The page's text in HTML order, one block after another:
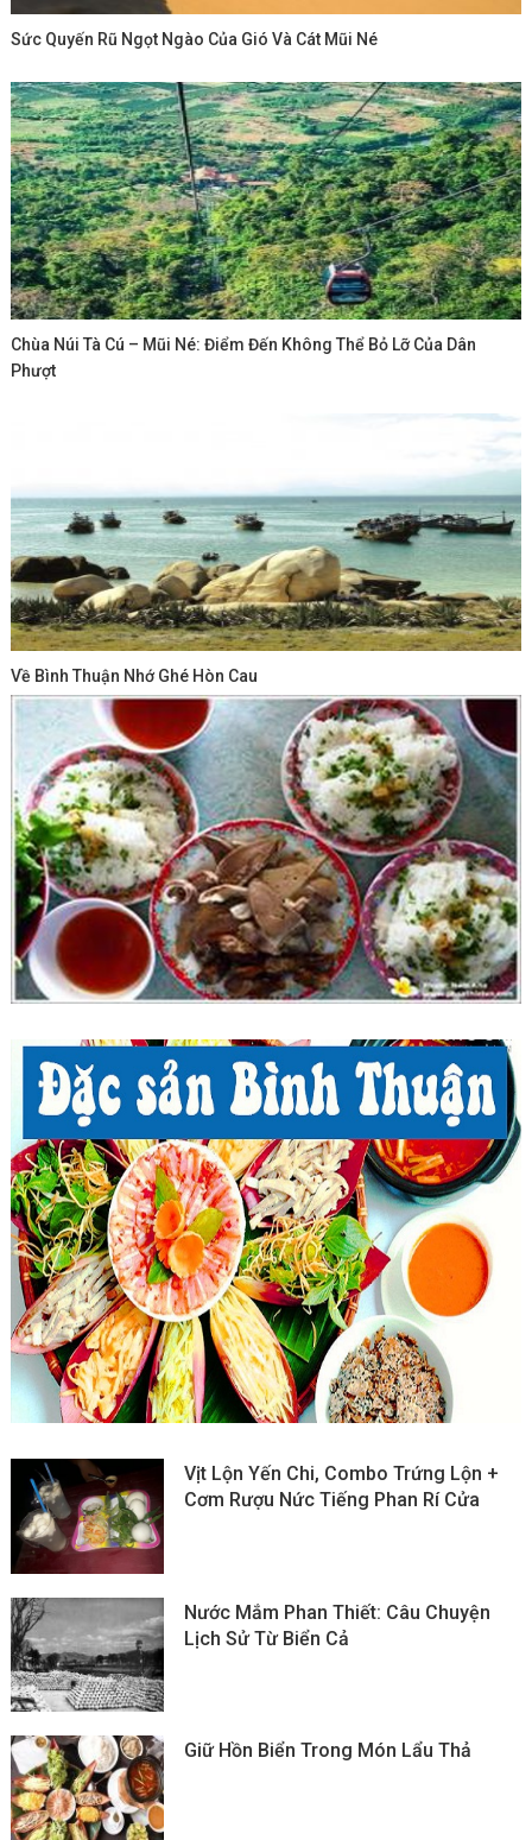
Sức Quyến Rũ Ngọt Ngào Của Gió Và Cát Mũi Né
Chùa Núi Tà Cú – Mũi Né: Điểm Đến Không Thể Bỏ Lỡ Của Dân
Phượt
Về Bình Thuận Nhớ Ghé Hòn Cau
Vịt Lộn Yến Chi, Combo Trứng Lộn +
Cơm Rượu Nức Tiếng Phan Rí Cửa
Nước Mắm Phan Thiết: Câu Chuyện
Lịch Sử Từ Biển Cả
Giữ Hồn Biển Trong Món Lẩu Thả